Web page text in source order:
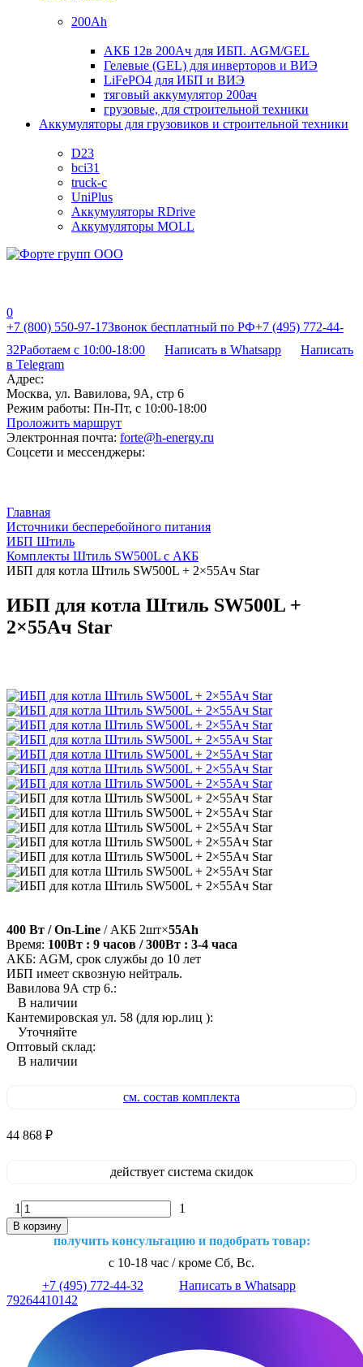
200Ah
АКБ 12в 200Ач для ИБП. AGM/GEL
Гелевые (GEL) для инверторов и ВИЭ
LiFePO4 для ИБП и ВИЭ
тяговый аккумулятор 200ач
грузовые, для строительной техники
Аккумуляторы для грузовиков и строительной техники
D23
bci31
truck-c
UniPlus
Аккумуляторы RDrive
Аккумуляторы MOLL
0
+7 (800) 550-97-17Звонок бесплатный по РФ+7 (495) 772-44-
32Работаем с 10:00-18:00 Написать в Whatsapp
Написать
в Telegram
Адрес:
Москва, ул. Вавилова, 9А, стр 6
Режим работы: Пн-Пт, с 10:00-18:00
Проложить маршрут
Электронная почта: forte@h-energy.ru
Соцсети и мессенджеры:
Главная
Источники бесперебойного питания
ИБП Штиль
Комплекты Штиль SW500L с АКБ
ИБП для котла Штиль SW500L + 2×55Ач Star
ИБП для котла Штиль SW500L +
2×55Ач Star
400 Вт / On-Line / АКБ 2шт×55Ah
Время: 100Вт : 9 часов / 300Вт : 3-4 часа
АКБ: AGM, срок службы до 10 лет
ИБП имеет сквозную нейтраль.
Вавилова 9А стр 6.:
В наличии
Кантемировская ул. 58 (для юр.лиц ):
Уточняйте
Оптовый склад:
В наличии
см. состав комплекта
44 868 ₽
действует система скидок
1 1
В корзину
получить консультацию и подобрать товар:
с 10-18 час / кроме Сб, Вс.
+7 (495) 772-44-32
Написать в Whatsapp
79264410142